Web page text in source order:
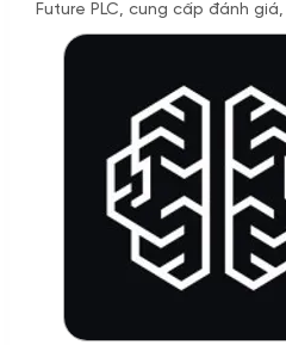
Future PLC, cung cấp đánh